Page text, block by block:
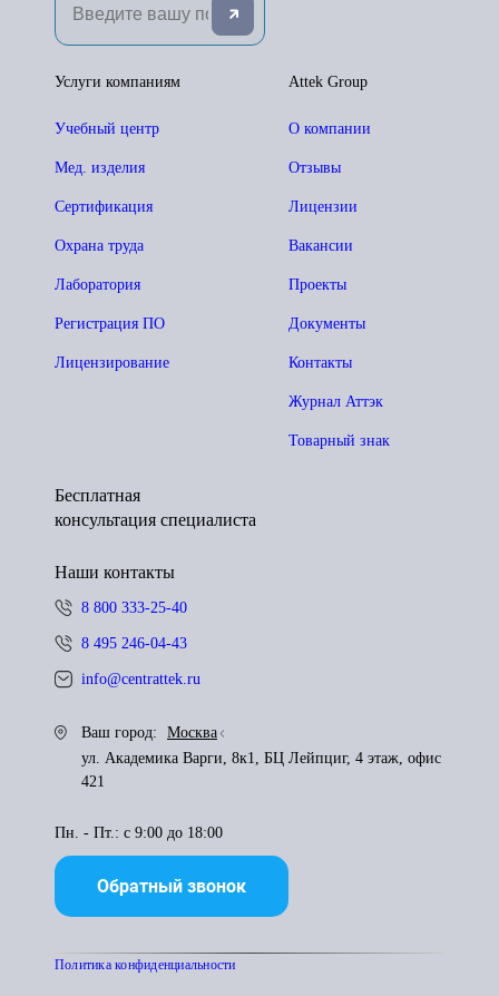
Attek Group
О компании
Отзывы
Лицензии
Вакансии
Проекты
Документы
Контакты
Журнал Аттэк
Товарный знак
Услуги компаниям
Учебный центр
Мед. изделия
Сертификация
Охрана труда
Лаборатория
Регистрация ПО
Лицензирование
Бесплатная
консультация специалиста
Наши контакты
8 800 333-25-40
8 495 246-04-43
info@centrattek.ru
Ваш город:
Москва
ул. Академика Варги, 8к1, БЦ Лейпциг, 4 этаж, офис
421
Пн. - Пт.: с 9:00 до 18:00
Обратный звонок
Политика конфиденциальности